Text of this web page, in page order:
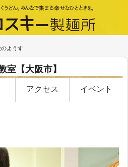
ようす
室【大阪市】
アクセス イベント